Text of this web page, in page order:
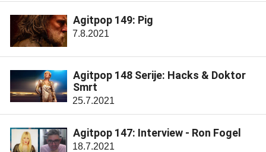
Agitpop 149: Pig
7.8.2021
Agitpop 148 Serije: Hacks & Doktor
Smrt
25.7.2021
Agitpop 147: Interview - Ron Fogel
18.7.2021